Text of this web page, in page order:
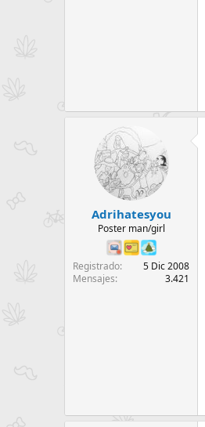
Adrihatesyou
Poster man/girl
Registrado
5 Dic 2008
Mensajes
3.421